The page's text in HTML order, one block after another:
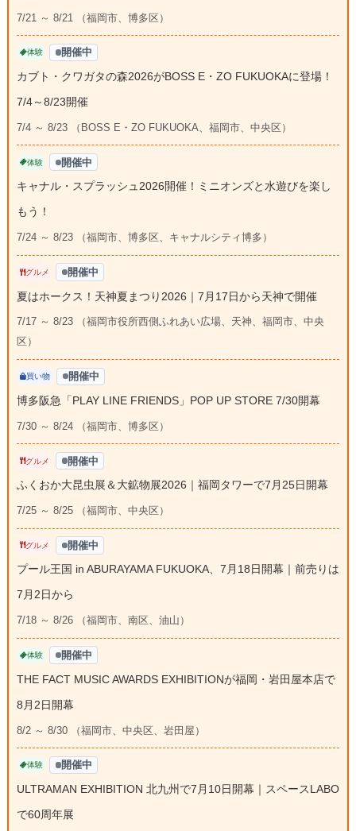
7/21 ～ 8/21 （福岡市、博多区）
体験 開催中
カブト・クワガタの森2026がBOSS E・ZO FUKUOKAに登場！
7/4～8/23開催
7/4 ～ 8/23 （BOSS E・ZO FUKUOKA、福岡市、中央区）
体験 開催中
キャナル・スプラッシュ2026開催！ミニオンズと水遊びを楽し
もう！
7/24 ～ 8/23 （福岡市、博多区、キャナルシティ博多）
グルメ 開催中
夏はホークス！天神夏まつり2026｜7月17日から天神で開催
7/17 ～ 8/23 （福岡市役所西側ふれあい広場、天神、福岡市、中央
区）
買い物 開催中
博多阪急「PLAY LINE FRIENDS」POP UP STORE 7/30開幕
7/30 ～ 8/24 （福岡市、博多区）
グルメ 開催中
ふくおか大昆虫展＆大鉱物展2026｜福岡タワーで7月25日開幕
7/25 ～ 8/25 （福岡市、中央区）
グルメ 開催中
プール王国 in ABURAYAMA FUKUOKA、7月18日開幕｜前売りは
7月2日から
7/18 ～ 8/26 （福岡市、南区、油山）
体験 開催中
THE FACT MUSIC AWARDS EXHIBITIONが福岡・岩田屋本店で
8月2日開幕
8/2 ～ 8/30 （福岡市、中央区、岩田屋）
体験 開催中
ULTRAMAN EXHIBITION 北九州で7月10日開幕｜スペースLABO
で60周年展